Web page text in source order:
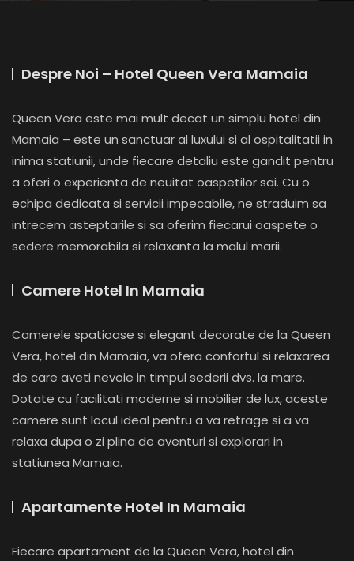
Despre Noi – Hotel Queen Vera Mamaia
Queen Vera este mai mult decat un simplu hotel din
Mamaia – este un sanctuar al luxului si al ospitalitatii in
inima statiunii, unde fiecare detaliu este gandit pentru
a oferi o experienta de neuitat oaspetilor sai. Cu o
echipa dedicata si servicii impecabile, ne straduim sa
intrecem asteptarile si sa oferim fiecarui oaspete o
sedere memorabila si relaxanta la malul marii.
Camere Hotel In Mamaia
Camerele spatioase si elegant decorate de la Queen
Vera, hotel din Mamaia, va ofera confortul si relaxarea
de care aveti nevoie in timpul sederii dvs. la mare.
Dotate cu facilitati moderne si mobilier de lux, aceste
camere sunt locul ideal pentru a va retrage si a va
relaxa dupa o zi plina de aventuri si explorari in
statiunea Mamaia.
Apartamente Hotel In Mamaia
Fiecare apartament de la Queen Vera, hotel din